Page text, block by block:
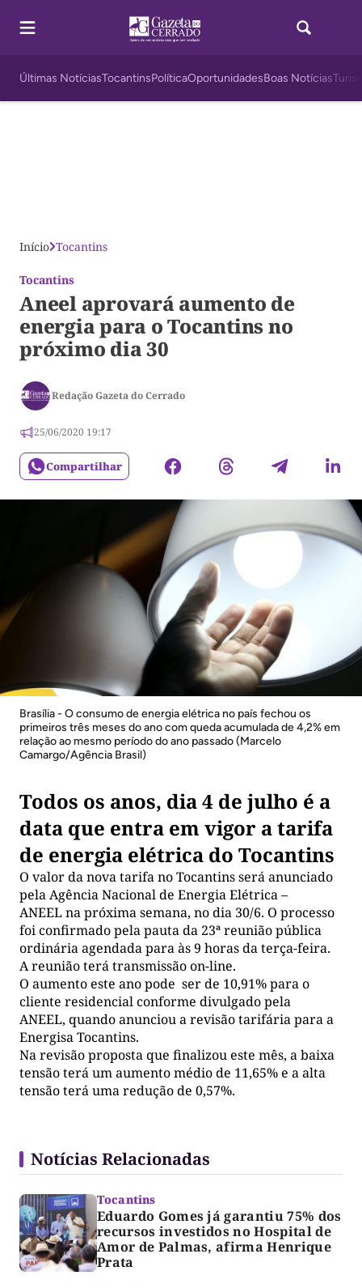
Últimas NotíciasTocantinsPolíticaOportunidadesBoas Notícias
Início Tocantins
Tocantins
Aneel aprovará aumento de
energia para o Tocantins no
próximo dia 30
Redação Gazeta do Cerrado
25/06/2020 19:17
Compartilhar
Brasília - O consumo de energia elétrica no país fechou os
primeiros três meses do ano com queda acumulada de 4,2% em
relação ao mesmo período do ano passado (Marcelo
Camargo/Agência Brasil)
Todos os anos, dia 4 de julho é a
data que entra em vigor a tarifa
de energia elétrica do Tocantins
O valor da nova tarifa no Tocantins será anunciado
pela Agência Nacional de Energia Elétrica –
ANEEL na próxima semana, no dia 30/6. O processo
foi confirmado pela pauta da 23ª reunião pública
ordinária agendada para às 9 horas da terça-feira.
A reunião terá transmissão on-line.
O aumento este ano pode ser de 10,91% para o
cliente residencial conforme divulgado pela
ANEEL, quando anunciou a revisão tarifária para a
Energisa Tocantins.
Na revisão proposta que finalizou este mês, a baixa
tensão terá um aumento médio de 11,65% e a alta
tensão terá uma redução de 0,57%.
Notícias Relacionadas
Tocantins
Eduardo Gomes já garantiu 75% dos
recursos investidos no Hospital de
Amor de Palmas, afirma Henrique
Prata